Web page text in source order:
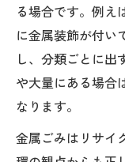
る場合です。例え
に金属装飾が付い
し、分類ごとに出
や大量にある場合
なります。
金属ごみはリサイ